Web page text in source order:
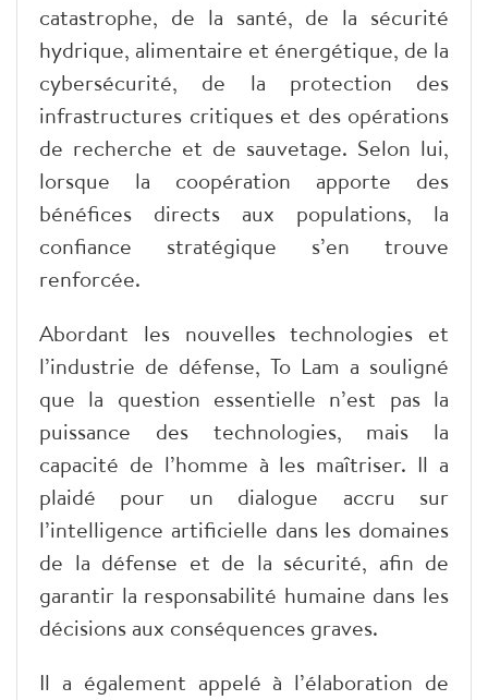
catastrophe, de la santé, de la sécurité
hydrique, alimentaire et énergétique, de la
cybersécurité, de la protection des
infrastructures critiques et des opérations
de recherche et de sauvetage. Selon lui,
lorsque la coopération apporte des
bénéfices directs aux populations, la
confiance stratégique s’en trouve
renforcée.
Abordant les nouvelles technologies et
l’industrie de défense, To Lam a souligné
que la question essentielle n’est pas la
puissance des technologies, mais la
capacité de l’homme à les maîtriser. Il a
plaidé pour un dialogue accru sur
l’intelligence artificielle dans les domaines
de la défense et de la sécurité, afin de
garantir la responsabilité humaine dans les
décisions aux conséquences graves.
Il a également appelé à l’élaboration de